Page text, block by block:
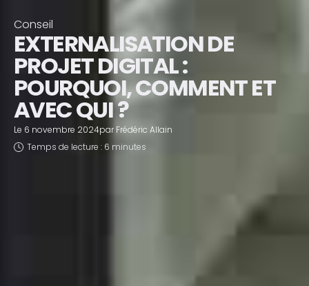
Conseil
EXTERNALISATION DE
PROJET DIGITAL :
POURQUOI, COMMENT ET
AVEC QUI ?
Le 6 novembre 2024parFrédéric Allain
Temps de lecture : 6 minutes